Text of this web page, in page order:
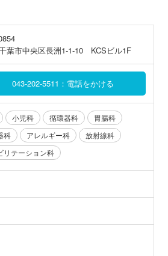
葉市中央区長洲1-1-10 KCSビル1F
043-202-5511：電話をかける
小児科 循環器科
胃腸科
科
アレルギー科
放射線科
リテーション科